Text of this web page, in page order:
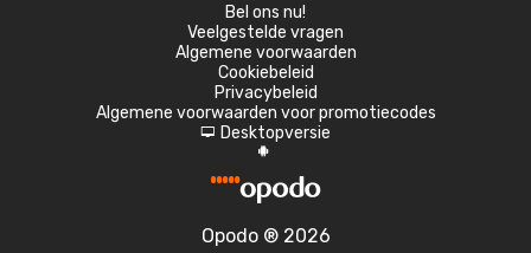
Bel ons nu!
Veelgestelde vragen
Algemene voorwaarden
Cookiebeleid
Privacybeleid
Algemene voorwaarden voor promotiecodes
d Desktopversie
A
Opodo ® 2026